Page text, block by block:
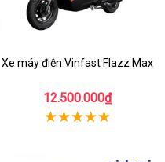
Xe máy điện Vinfast Flazz Max
12.500.000₫